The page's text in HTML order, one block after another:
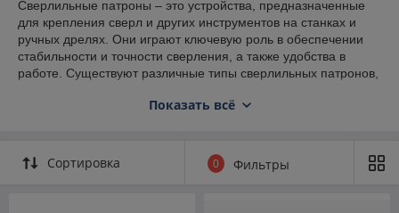
Сверлильные патроны – это устройства, предназначенные
для крепления сверл и других инструментов на станках и
ручных дрелях. Они играют ключевую роль в обеспечении
стабильности и точности сверления, а также удобства в
работе. Существуют различные типы сверлильных патронов,
применения. Вот основные виды сверлильных патронов, их
Скоростные патроны
Показать всё
Сортировка 0 Фильтры